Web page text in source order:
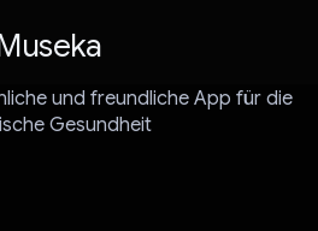
und freundliche App für die
Gesundheit